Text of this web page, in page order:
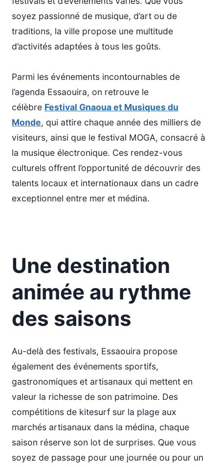
soyez passionné de musique, d’art ou de
traditions, la ville propose une multitude
d’activités adaptées à tous les goûts.
Parmi les événements incontournables de
l’agenda Essaouira, on retrouve le
célèbre Festival Gnaoua et Musiques du
Monde, qui attire chaque année des milliers de
visiteurs, ainsi que le festival MOGA, consacré à
la musique électronique. Ces rendez-vous
culturels offrent l’opportunité de découvrir des
talents locaux et internationaux dans un cadre
exceptionnel entre mer et médina.
Une destination
animée au rythme
des saisons
Au-delà des festivals, Essaouira propose
également des événements sportifs,
gastronomiques et artisanaux qui mettent en
valeur la richesse de son patrimoine. Des
compétitions de kitesurf sur la plage aux
marchés artisanaux dans la médina, chaque
saison réserve son lot de surprises. Que vous
soyez de passage pour une journée ou pour un